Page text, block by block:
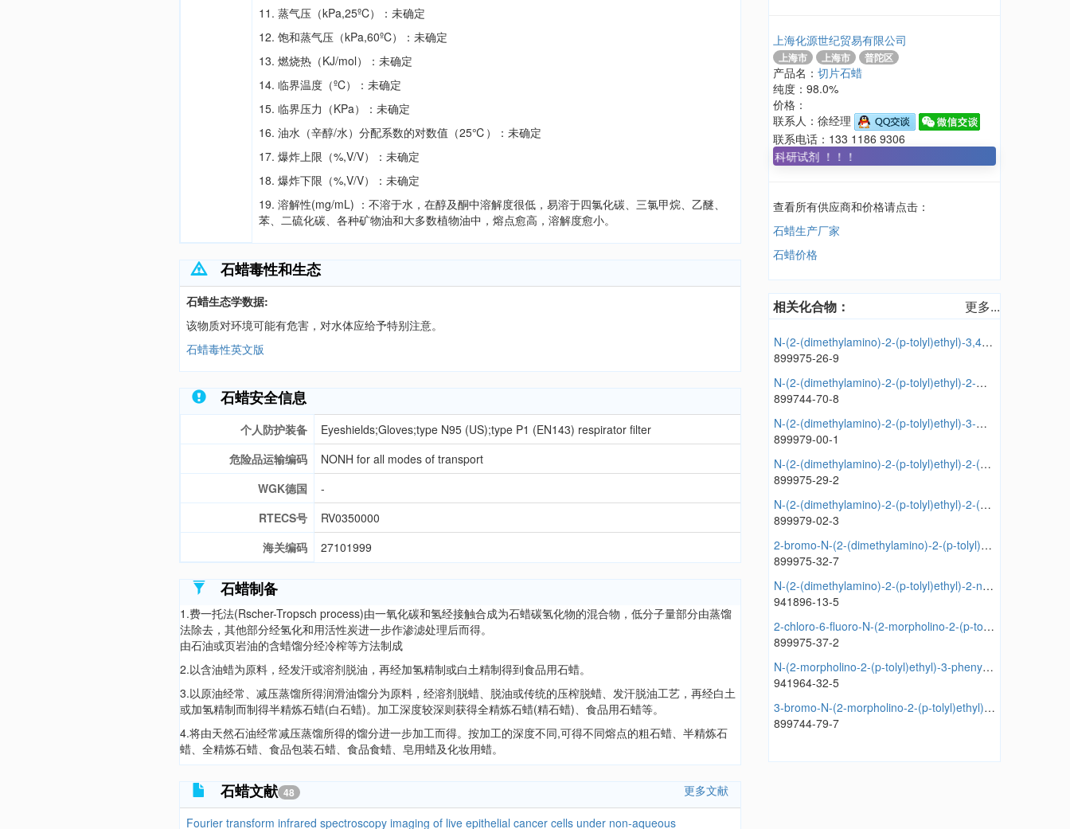
11. 蒸气压（kPa,25ºC）：未确定
12. 饱和蒸气压（kPa,60ºC）：未确定
13. 燃烧热（KJ/mol）：未确定
14. 临界温度（ºC）：未确定
15. 临界压力（KPa）：未确定
16. 油水（辛醇/水）分配系数的对数值（25℃）：未确定
17. 爆炸上限（%,V/V）：未确定
18. 爆炸下限（%,V/V）：未确定
19. 溶解性(mg/mL) ：不溶于水，在醇及酮中溶解度很低，易溶于四氯化碳、三氯甲烷、乙醚、
苯、二硫化碳、各种矿物油和大多数植物油中，熔点愈高，溶解度愈小。
石蜡毒性和生态
石蜡生态学数据:
该物质对环境可能有危害，对水体应给予特别注意。
石蜡毒性英文版
石蜡安全信息
个人防护装备
Eyeshields;Gloves;type N95 (US);type P1 (EN143) respirator filter
危险品运输编码
NONH for all modes of transport
WGK德国
-
RTECS号
RV0350000
海关编码
27101999
石蜡制备
1.费一托法(Rscher-Tropsch process)由一氧化碳和氢经接触合成为石蜡碳氢化物的混合物，低分子量部分由蒸馏
法除去，其他部分经氢化和用活性炭进一步作渗滤处理后而得。
由石油或页岩油的含蜡馏分经冷榨等方法制成
2.以含油蜡为原料，经发汗或溶剂脱油，再经加氢精制或白土精制得到食品用石蜡。
3.以原油经常、减压蒸馏所得润滑油馏分为原料，经溶剂脱蜡、脱油或传统的压榨脱蜡、发汗脱油工艺，再经白土
或加氢精制而制得半精炼石蜡(白石蜡)。加工深度较深则获得全精炼石蜡(精石蜡)、食品用石蜡等。
4.将由天然石油经常减压蒸馏所得的馏分进一步加工而得。按加工的深度不同,可得不同熔点的粗石蜡、半精炼石
蜡、全精炼石蜡、食品包装石蜡、食品食蜡、皂用蜡及化妆用蜡。
石蜡文献 48 更多文献
Fourier transform infrared spectroscopy imaging of live epithelial cancer cells under non-aqueous
上海化源世纪贸易有限公司
上海市 上海市 普陀区
产品名： 切片石蜡
纯度：98.0%
价格：
联系人：徐经理
联系电话：133 1186 9306
700万+SKU, 科研试剂 ！！！
查看所有供应商和价格请点击：
石蜡生产厂家
石蜡价格
相关化合物： 更多...
N-(2-(dimethylamino)-2-(p-tolyl)ethyl)-3,4,5-trimethoxybenzamide
899975-26-9
N-(2-(dimethylamino)-2-(p-tolyl)ethyl)-2-methyl-3-nitrobenzamide
899744-70-8
N-(2-(dimethylamino)-2-(p-tolyl)ethyl)-3-methyl-4-nitrobenzamide
899979-00-1
N-(2-(dimethylamino)-2-(p-tolyl)ethyl)-2-(4-fluorophenyl)acetamide
899975-29-2
N-(2-(dimethylamino)-2-(p-tolyl)ethyl)-2-(naphthalen-1-yl)acetamide
899979-02-3
2-bromo-N-(2-(dimethylamino)-2-(p-tolyl)ethyl)benzamide
899975-32-7
N-(2-(dimethylamino)-2-(p-tolyl)ethyl)-2-naphthamide
941896-13-5
2-chloro-6-fluoro-N-(2-morpholino-2-(p-tolyl)ethyl)benzamide
899975-37-2
N-(2-morpholino-2-(p-tolyl)ethyl)-3-phenylpropanamide
941964-32-5
3-bromo-N-(2-morpholino-2-(p-tolyl)ethyl)benzamide
899744-79-7